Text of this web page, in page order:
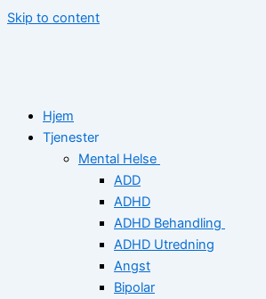
Skip to content
Hjem
Tjenester
Mental Helse
ADD
ADHD
ADHD Behandling
ADHD Utredning
Angst
Bipolar